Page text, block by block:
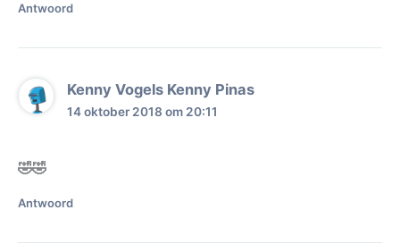
Antwoord
Kenny Vogels Kenny Pinas
14 oktober 2018 om 20:11
🤣🤣
Antwoord